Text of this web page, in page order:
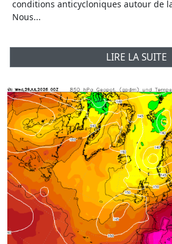
conditions anticycloniques autour de
Nous...
LIRE LA SUITE